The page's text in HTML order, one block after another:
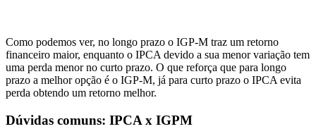
Como podemos ver, no longo prazo o IGP-M traz um retorno
financeiro maior, enquanto o IPCA devido a sua menor variação tem
uma perda menor no curto prazo. O que reforça que para longo
prazo a melhor opção é o IGP-M, já para curto prazo o IPCA evita
perda obtendo um retorno melhor.
Dúvidas comuns: IPCA x IGPM